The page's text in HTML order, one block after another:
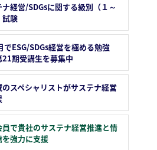
経営/SDGsに関する級別（１～
試験
でESG/SDGs経営を極める勉強
21期受講生を募集中
スペシャリストがサステナ経営
員で貴社のサステナ経営推進と情
を強力に支援